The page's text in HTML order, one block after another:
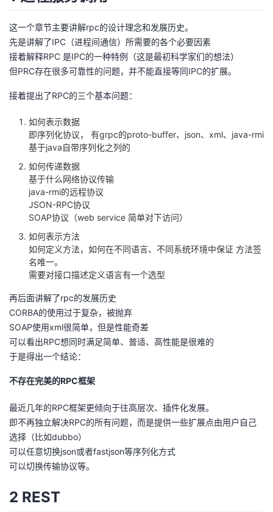
堂
我
程
认
证
的
实
验
我
的
收
我
的
支
持
我
声
建
议
这一个章节主要讲解rpc的设计理念和发展历史。
先是讲解了IPC（进程间通信）所需要的各个必要因素
接着解释RPC 是IPC的一种特例（这是最初科学家们的想法）
但PRC存在很多可靠性的问题，并不能直接等同IPC的扩展。
接着提出了RPC的三个基本问题：
如何表示数据
即序列化协议， 有grpc的proto-buffer、json、xml、java-rmi
基于java自带序列化之列的
如何传递数据
基于什么网络协议传输
java-rmi的远程协议
JSON-RPC协议
SOAP协议（web service 简单对下访问）
如何表示方法
如何定义方法，如何在不同语言、不同系统环境中保证 方法签
名唯一。
需要对接口描述定义语言有一个选型
再后面讲解了rpc的发展历史
CORBA的使用过于复杂，被抛弃
SOAP使用xml很简单，但是性能奇差
可以看出RPC想同时满足简单、普适、高性能是很难的
于是得出一个结论：
不存在完美的RPC框架
最近几年的RPC框架更倾向于往高层次、插件化发展。
即不再独立解决RPC的所有问题，而是提供一些扩展点由用户自己
选择（比如dubbo）
可以任意切换json或者fastjson等序列化方式
可以切换传输协议等。
2 REST